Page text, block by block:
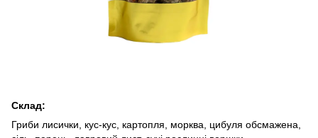
Склад:
Гриби лисички, кус-кус, картопля, морква, цибуля обсмажена,